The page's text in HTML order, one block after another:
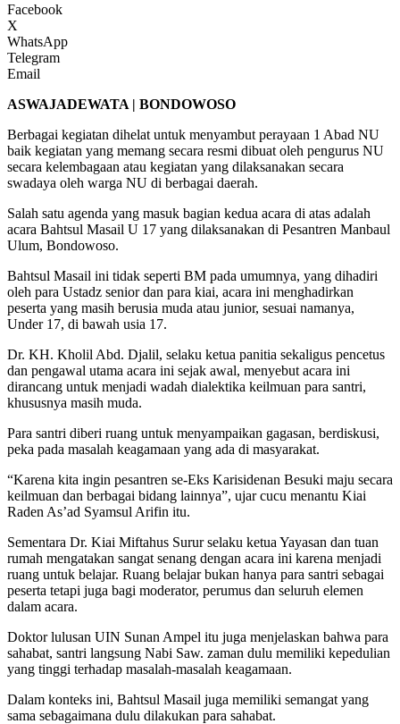
Facebook
X
WhatsApp
Telegram
Email
ASWAJADEWATA | BONDOWOSO
Berbagai kegiatan dihelat untuk menyambut perayaan 1 Abad NU
baik kegiatan yang memang secara resmi dibuat oleh pengurus NU
secara kelembagaan atau kegiatan yang dilaksanakan secara
swadaya oleh warga NU di berbagai daerah.
Salah satu agenda yang masuk bagian kedua acara di atas adalah
acara Bahtsul Masail U 17 yang dilaksanakan di Pesantren Manbaul
Ulum, Bondowoso.
Bahtsul Masail ini tidak seperti BM pada umumnya, yang dihadiri
oleh para Ustadz senior dan para kiai, acara ini menghadirkan
peserta yang masih berusia muda atau junior, sesuai namanya,
Under 17, di bawah usia 17.
Dr. KH. Kholil Abd. Djalil, selaku ketua panitia sekaligus pencetus
dan pengawal utama acara ini sejak awal, menyebut acara ini
dirancang untuk menjadi wadah dialektika keilmuan para santri,
khususnya masih muda.
Para santri diberi ruang untuk menyampaikan gagasan, berdiskusi,
peka pada masalah keagamaan yang ada di masyarakat.
“Karena kita ingin pesantren se-Eks Karisidenan Besuki maju secara
keilmuan dan berbagai bidang lainnya”, ujar cucu menantu Kiai
Raden As’ad Syamsul Arifin itu.
Sementara Dr. Kiai Miftahus Surur selaku ketua Yayasan dan tuan
rumah mengatakan sangat senang dengan acara ini karena menjadi
ruang untuk belajar. Ruang belajar bukan hanya para santri sebagai
peserta tetapi juga bagi moderator, perumus dan seluruh elemen
dalam acara.
Doktor lulusan UIN Sunan Ampel itu juga menjelaskan bahwa para
sahabat, santri langsung Nabi Saw. zaman dulu memiliki kepedulian
yang tinggi terhadap masalah-masalah keagamaan.
Dalam konteks ini, Bahtsul Masail juga memiliki semangat yang
sama sebagaimana dulu dilakukan para sahabat.